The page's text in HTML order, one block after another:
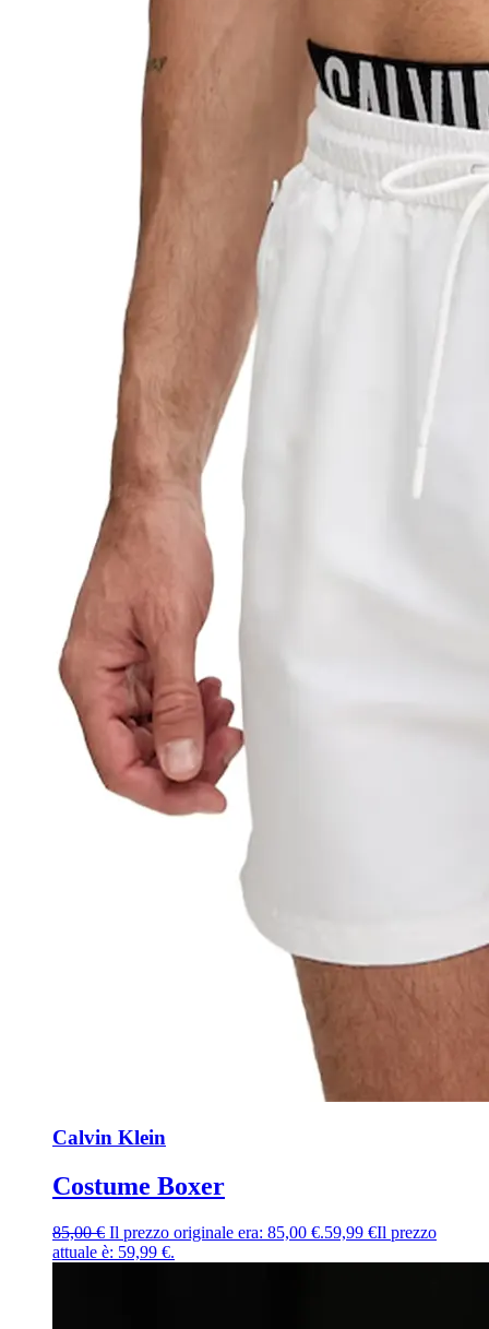
Calvin Klein
Costume Boxer
85,00€ Il prezzo originale era: 85,00 €.59,99 €Il prezzo
attuale è: 59,99 €.